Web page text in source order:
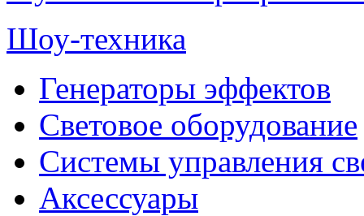
Шоу-техника
Генераторы эффектов
Световое оборудование
Системы управления
Аксессуары